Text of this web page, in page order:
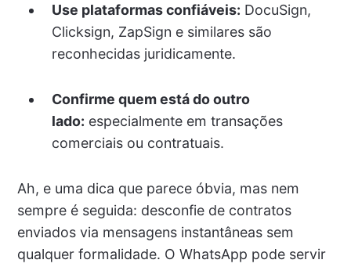
Use plataformas confiáveis: DocuSign,
Clicksign, ZapSign e similares são
reconhecidas juridicamente.
Confirme quem está do outro
lado: especialmente em transações
comerciais ou contratuais.
Ah, e uma dica que parece óbvia, mas nem
sempre é seguida: desconfie de contratos
enviados via mensagens instantâneas sem
qualquer formalidade. O WhatsApp pode servir